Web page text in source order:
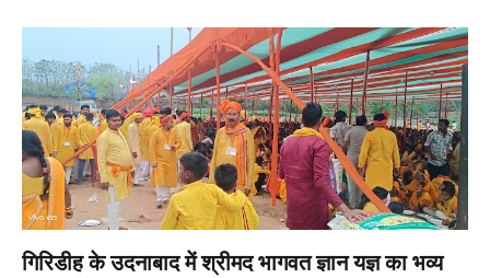
गिरिडीह के उदनाबाद में श्रीमद भागवत ज्ञान यज्ञ का भव्य